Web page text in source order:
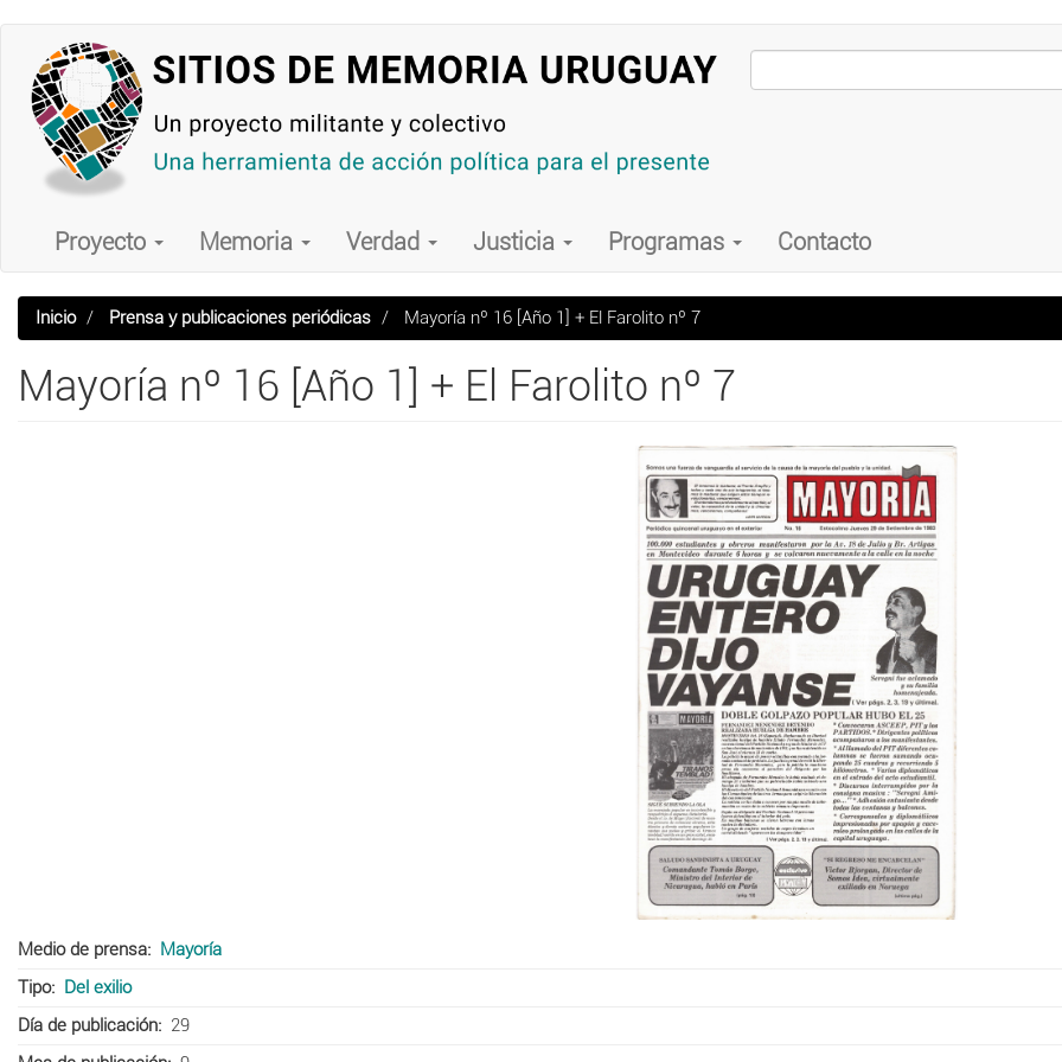
contenido
principal
Main
navigation
Proyecto Memoria Verdad Justicia Programas Contacto
Inicio Prensa y publicaciones periódicas Mayoría nº 16 [Año 1] + El Farolito nº 7
Mayoría nº 16 [Año 1] + El Farolito nº 7
Medio de prensa
Mayoría
Tipo
Del exilio
Día de publicación
29